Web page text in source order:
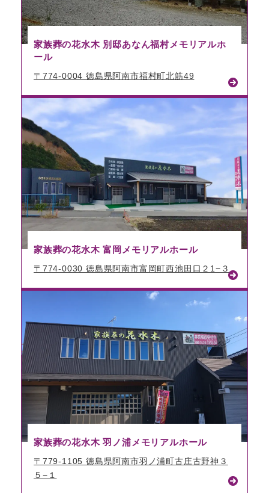
家族葬の花水木 別邸あなん福村メモリアルホ
ール
〒774-0004 徳島県阿南市福村町北筋49
家族葬の花水木 富岡メモリアルホール
〒774-0030 徳島県阿南市富岡町西池田口２1−３
家族葬の花水木 羽ノ浦メモリアルホール
〒779-1105 徳島県阿南市羽ノ浦町古庄古野神３
５−１